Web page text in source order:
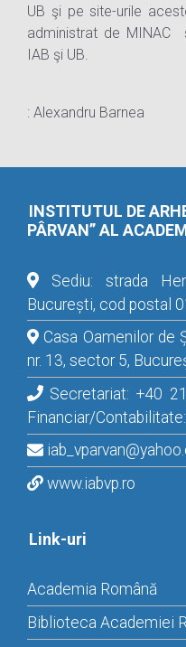
UB şi pe site-urile
administrat de MINAC
IAB şi UB.
: Alexandru Barnea
INSTITUTUL DE
PÂRVAN” AL
Sediu: strada
București, cod postal
Casa Oamenilor de
nr. 13, sector 5,
Secretariat: +40
Financiar/
www.iabvp.ro
Link-uri
Academia Română
Biblioteca Academiei